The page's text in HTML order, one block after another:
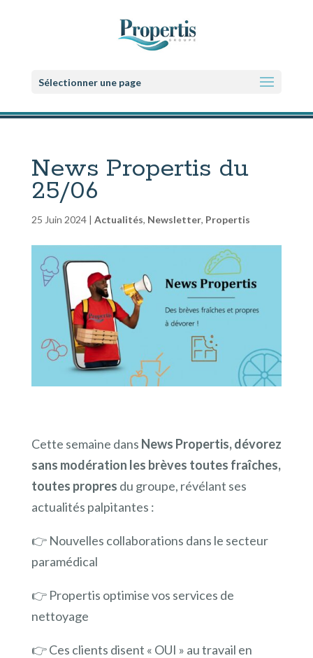
Sélectionner une page
News Propertis du
25/06
25 Juin 2024| Actualités, Newsletter, Propertis
Cette semaine dans News Propertis, dévorez
sans modération les brèves toutes fraîches,
toutes propres du groupe, révélant ses
actualités palpitantes :
👉 Nouvelles collaborations dans le secteur
paramédical
👉 Propertis optimise vos services de
nettoyage
👉 Ces clients disent « OUI » au travail en